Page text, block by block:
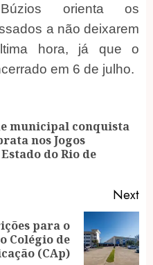
orienta os
a não deixarem
hora, já que o
em 6 de julho.
municipal conquista
nos Jogos
do Rio de
Next
para o
Colégio de
(CAp)